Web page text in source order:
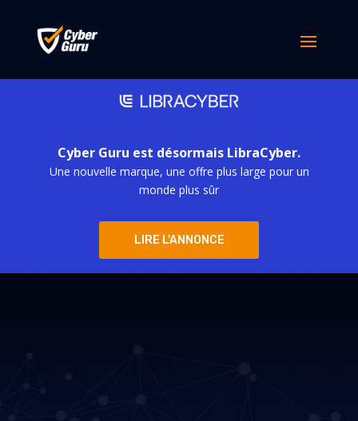
Cyber Guru est désormais LibraCyber.
Une nouvelle marque, une offre plus large pour un
monde plus sûr
LIRE L'ANNONCE